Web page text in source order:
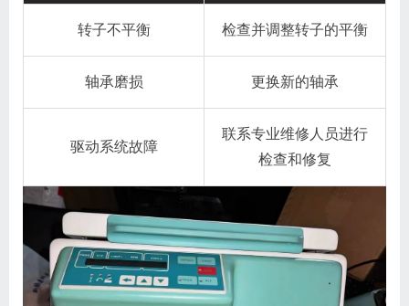
转子不平衡 检查并调整转子的平衡
轴承磨损 更换新的轴承
驱动系统故障
联系专业维修人员进行
检查和修复